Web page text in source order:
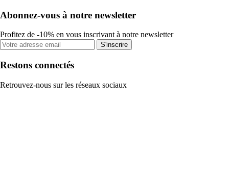
Abonnez-vous à notre newsletter
Profitez de -10% en vous inscrivant à notre newsletter
S'inscrire
Restons connectés
Retrouvez-nous sur les réseaux sociaux